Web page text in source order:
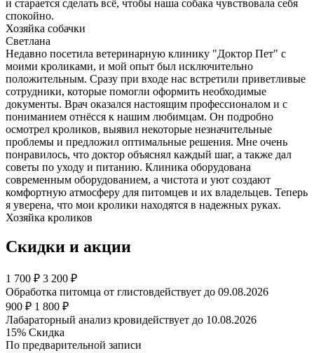
и старается сделать всё, чтобы наша собака чувствовала себя
спокойно.
Хозяйка собачки
Светлана
Недавно посетила ветеринарную клинику "Доктор Пет" с
моими кроликами, и мой опыт был исключительно
положительным. Сразу при входе нас встретили приветливые
сотрудники, которые помогли оформить необходимые
документы. Врач оказался настоящим профессионалом и с
пониманием отнёсся к нашим любимцам. Он подробно
осмотрел кроликов, выявил некоторые незначительные
проблемы и предложил оптимальные решения. Мне очень
понравилось, что доктор объяснял каждый шаг, а также дал
советы по уходу и питанию. Клиника оборудована
современным оборудованием, а чистота и уют создают
комфортную атмосферу для питомцев и их владельцев. Теперь
я уверена, что мои кролики находятся в надежных руках.
Хозяйка кроликов
Скидки и акции
1 700 ₽ 3 200 ₽
Обработка питомца от глистовдействует до 09.08.2026
900 ₽ 1 800 ₽
Лабараторный анализ кровидействует до 10.08.2026
15% Скидка
По предварительной записи